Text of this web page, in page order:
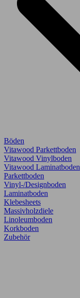
Böden
Vitawood Parkettboden
Vitawood Vinylboden
Vitawood Laminatboden
Parkettboden
Vinyl-/Designboden
Laminatboden
Klebesheets
Massivholzdiele
Linoleumboden
Korkboden
Zubehör